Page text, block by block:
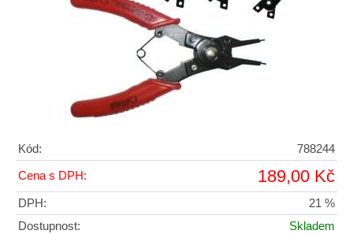
Kód: 788244
Cena s DPH: 189,00 Kč
DPH:
21 %
Dostupnost:
Skladem